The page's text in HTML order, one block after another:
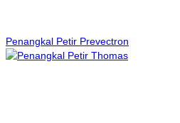
Penangkal Petir Prevectron